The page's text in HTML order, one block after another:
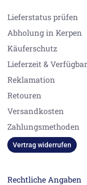
Lieferstatus prüfen
Abholung in Kerpen
Käuferschutz
Lieferzeit &
Reklamation
Retouren
Versandkosten
Zahlungsmethoden
Vertrag widerrufen
Rechtliche Angaben